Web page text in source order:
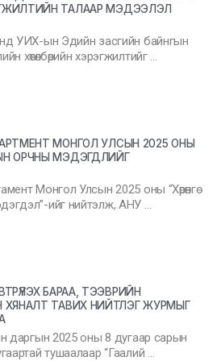
ТАЛААР МЭДЭЭЛЭЛ
УИХ-ын Эдийн засгийн байнгын
хөтөлбөрийн хэрэгжилтийг …
МОНГОЛ УЛСЫН 2025 ОНЫ
ОРЧНЫ МЭДЭГДЛИЙГ
Монгол Улсын 2025 оны “Хөрөнгө
ийг нийтэлж, АНУ …
БАРАА, ТЭЭВРИЙН
ХЯНАЛТ ТАВИХ НИЙТЛЭГ ЖУРМЫГ
даргын 2025 оны 8 дугаар сарын
тушаалаар “Гаалий …